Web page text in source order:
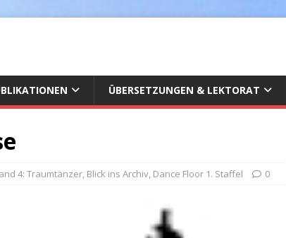
ÜBERSETZUNGEN & LEKTORAT
4: Traumtänzer, Blick ins Archiv, Dance Floor 1. Staffel 0